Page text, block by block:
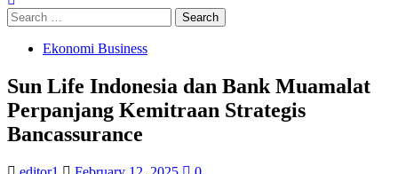
Search
for:
Ekonomi Business
Sun Life Indonesia dan Bank Muamalat
Perpanjang Kemitraan Strategis
Bancassurance